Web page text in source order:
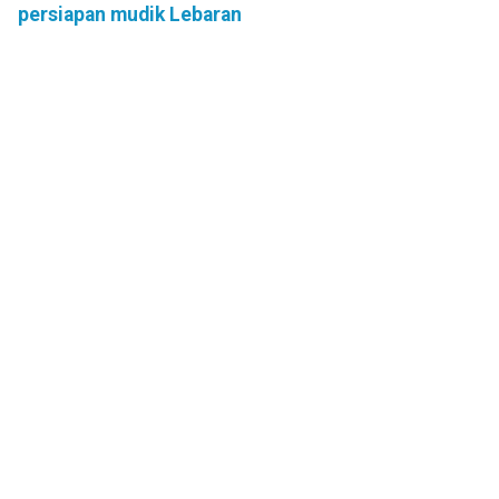
persiapan mudik Lebaran